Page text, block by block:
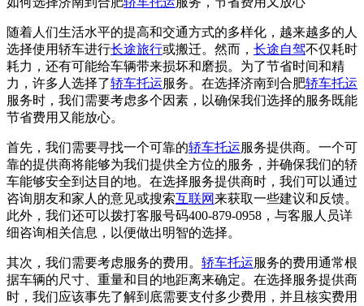
随着人们生活水平的提高和交通方式的多样化，越来越多的人
选择使用轿车进行长途旅行或搬迁。然而， 长途自驾不仅耗时
耗力，还有可能给车辆带来损坏和磨损。为了节省时间和精
力，许多人选择了轿车托运服务。在选择济南到合肥轿车托运
服务时，我们需要考虑多个因素，以确保我们选择的服务既能
节省费用又能放心。
首先，我们需要寻找一个可靠的轿车托运服务提供商。一个可
靠的提供商将能够为我们提供全方位的服务，并确保我们的轿
车能够安全到达目的地。在选择服务提供商时，我们可以通过
咨询朋友和家人的意见或搜索互联网来获取一些建议和反馈。
此外，我们还可以拨打客服号码400-879-0958，与客服人员详
细咨询相关信息，以便做出明智的选择。
其次，我们需要考虑服务的费用。 轿车托运服务的费用通常根
据车辆的尺寸、重量和目的地距离来确定。在选择服务提供商
时，我们应该事先了解到底需要支付多少费用，并且核实费用